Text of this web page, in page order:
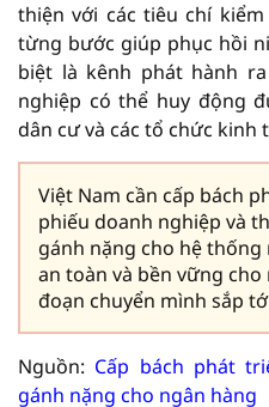
thiện với các tiêu chí
từng bước giúp phục hồi
biệt là kênh phát hành
nghiệp có thể huy động
dân cư và các tổ chức kinh
Việt Nam cần cấp bách
phiếu doanh nghiệp và
gánh nặng cho hệ
an toàn và bền vững
đoạn chuyển mình sắp
Nguồn: Cấp bách phát
gánh nặng cho ngân hàng